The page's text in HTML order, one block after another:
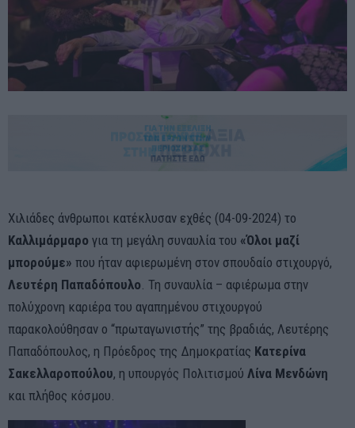
Χιλιάδες άνθρωποι κατέκλυσαν εχθές (04-09-2024) το
Καλλιμάρμαρο για τη μεγάλη συναυλία του «Όλοι μαζί
μπορούμε» που ήταν αφιερωμένη στον σπουδαίο στιχουργό,
Λευτέρη Παπαδόπουλο. Τη συναυλία – αφιέρωμα στην
πολύχρονη καριέρα του αγαπημένου στιχουργού
παρακολούθησαν ο “πρωταγωνιστής” της βραδιάς, Λευτέρης
Παπαδόπουλος, η Πρόεδρος της Δημοκρατίας Κατερίνα
Σακελλαροπούλου, η υπουργός Πολιτισμού Λίνα Μενδώνη
και πλήθος κόσμου.